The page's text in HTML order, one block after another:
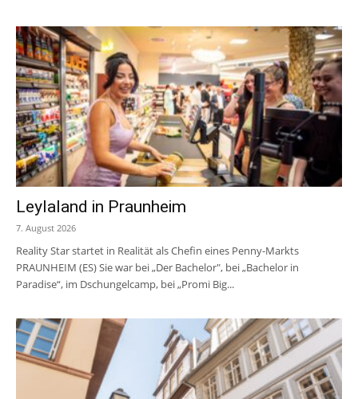
Leylaland in Praunheim
7. August 2026
Reality Star startet in Realität als Chefin eines Penny-Markts
PRAUNHEIM (ES) Sie war bei „Der Bachelor", bei „Bachelor in
Paradise“, im Dschungelcamp, bei „Promi Big...